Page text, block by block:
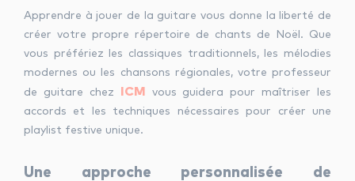
Apprendre à jouer de la guitare vous donne la liberté de
créer votre propre répertoire de chants de Noël. Que
vous préfériez les classiques traditionnels, les mélodies
modernes ou les chansons régionales, votre professeur
de guitare chez ICM vous guidera pour maîtriser les
accords et les techniques nécessaires pour créer une
playlist festive unique.
Une approche personnalisée de